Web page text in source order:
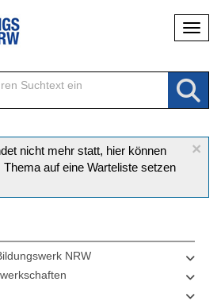
×
nicht mehr statt, hier können
auf eine Warteliste setzen
NRW